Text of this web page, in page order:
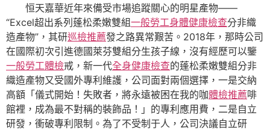
恒天嘉華近年來備受市場追蹤關心的明星產物——
“Excel超出系列蓬松柔嫩雙組一般勞工身體健康檢查分非織
造產物”，其研巡檢推薦發之路異常艱苦。2018年，那時公司
在國際初次引進德國萊芬雙組分生孩子線，沒有經歷可以鑒
一般勞工體檢戒，新一代全身健康檢查的蓬松柔嫩雙組分非
織造產物又受國外專利維護，公司面對兩個選擇，一是交納
高額「儀式開始！失敗者，將永遠被困在我的咖體檢推薦啡
館裡，成為最不對稱的裝飾品！」的專利應用費，二是自立
研發，衝破專利限制。為了不受制于人，公司決議自立研